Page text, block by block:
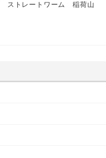
ストレートワーム 稲荷山